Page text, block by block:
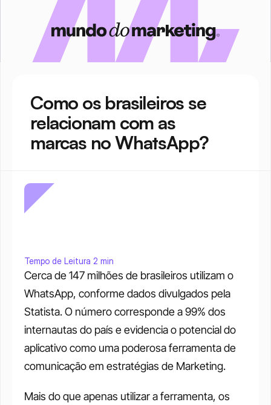
Como os brasileiros se
relacionam com as
marcas no WhatsApp?
Cerca de 147 milhões de brasileiros utilizam o
WhatsApp, conforme dados divulgados pela
Statista. O número corresponde a 99% dos
internautas do país e evidencia o potencial do
aplicativo como uma poderosa ferramenta de
comunicação em estratégias de Marketing.
Mais do que apenas utilizar a ferramenta, os
Tempo de Leitura 2 min